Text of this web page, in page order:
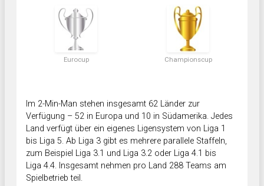
Eurocup Championscup
Im 2-Min-Man stehen insgesamt 62 Länder zur
Verfügung – 52 in Europa und 10 in Südamerika. Jedes
Land verfügt über ein eigenes Ligensystem von Liga 1
bis Liga 5. Ab Liga 3 gibt es mehrere parallele Staffeln,
zum Beispiel Liga 3.1 und Liga 3.2 oder Liga 4.1 bis
Liga 4.4. Insgesamt nehmen pro Land 288 Teams am
Spielbetrieb teil.